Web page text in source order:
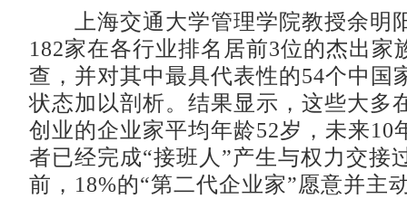
上海交通大学管理学院教授余明
182家在各行业排名居前3位的杰出家
查，并对其中最具代表性的54个中国
状态加以剖析。结果显示，这些大多
创业的企业家平均年龄52岁，未来10
者已经完成“接班人”产生与权力交接
前，18%的“第二代企业家”愿意并主